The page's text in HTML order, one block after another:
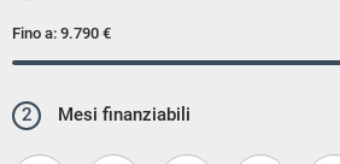
Fino a: 9.790 €
2 Mesi finanziabili